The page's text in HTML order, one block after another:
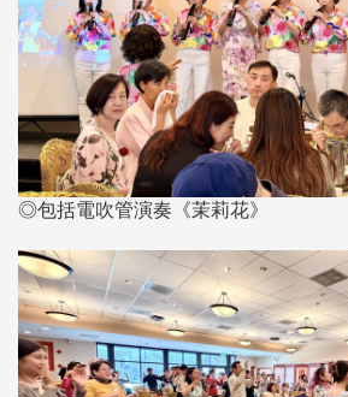
◎包括電吹管演奏《茉莉花》